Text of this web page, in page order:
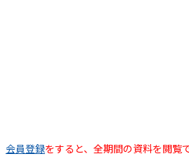
会員登録をすると、全期間の資料を閲覧